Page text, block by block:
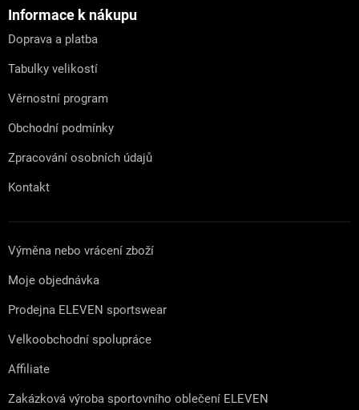
Informace k nákupu
Doprava a platba
Tabulky velikostí
Věrnostní program
Obchodní podmínky
Zpracování osobních údajů
Kontakt
Výměna nebo vrácení zboží
Moje objednávka
Prodejna ELEVEN sportswear
Velkoobchodní spolupráce
Affiliate
Zakázková výroba sportovního oblečení ELEVEN